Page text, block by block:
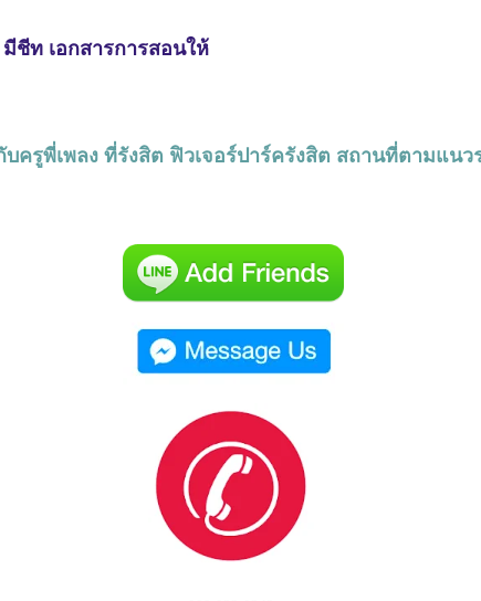
ชีท เอกสารการสอนให้
ครูพี่เพลง ที่รังสิต ฟิวเจอร์ปาร์ครังสิต สถานที่ตามแนว